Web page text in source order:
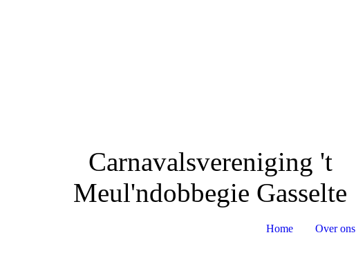
Carnavalsvereniging 't
Meul'ndobbegie Gasselte
Home Over ons